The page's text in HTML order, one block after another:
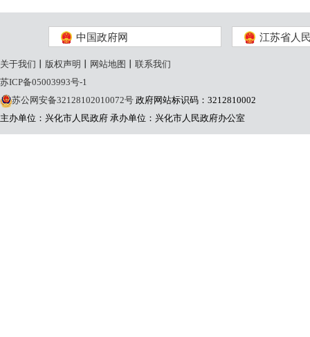
中国政府网 江苏省人
关于我们 版权声明 网站地图
联系我们
苏ICP备05003993号-1
苏公网安备32128102010072号 政府网站标识码：3212810002
主办单位：兴化市人民政府 承办单位：兴化市人民政府办公室